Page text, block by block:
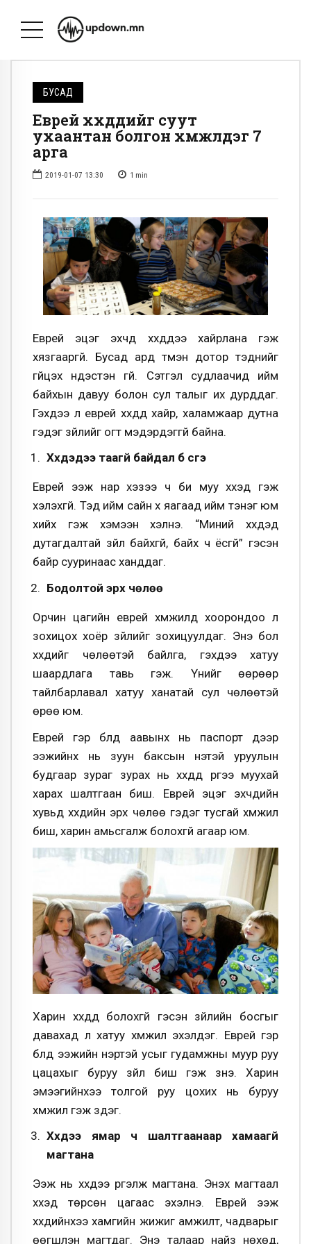
БУСАД
Еврей хүүхдүүдийг суут
ухаантан болгон хүмүүжүүлдэг 7
арга
2019-01-07 13:30 1 min
Еврей эцэг эхчүүд хүүхдүүдээ хайрлана гэж
хязгааргүй. Бусад ард түмэн дотор тэднийг
гүйцэх үндэстэн үгүй. Сэтгэл судлаачид ийм
байхын давуу болон сул талыг их дурддаг.
Гэхдээ л еврей хүүхдүүд хайр, халамжаар дутна
гэдэг зүйлийг огт мэдэрдэггүй байна.
Хүүхдэдээ таагүй байдал бүү үүсгэ
Еврей ээж нар хэзээ ч би муу хүүхэд гэж
хэлэхгүй. Тэд ийм сайн хүү яагаад ийм тэнэг юм
хийх гэж хэмээн хэлнэ. “Миний хүүхдэд
дутагдалтай зүйл байхгүй, байх ч ёсгүй” гэсэн
байр сууринаас ханддаг.
Бодолтой эрх чөлөө
Орчин цагийн еврей хүмүүжилд хоорондоо үл
зохицох хоёр зүйлийг зохицуулдаг. Энэ бол
хүүхдийг чөлөөтэй байлга, гэхдээ хатуу
шаардлага тавь гэж. Үүнийг өөрөөр
тайлбарлавал хатуу ханатай сул чөлөөтэй
өрөө юм.
Еврей гэр бүлд аавынх нь паспорт дээр
ээжийнх нь зуун баксын үнэтэй уруулын
будгаар зураг зурах нь хүүхдүүд рүүгээ муухай
харах шалтгаан биш. Еврей эцэг эхчүүдийн
хувьд хүүхдийн эрх чөлөө гэдэг тусгай хүмүүжил
биш, харин амьсгалж болохгүй агаар юм.
Харин хүүхдүүд болохгүй гэсэн зүйлийн босгыг
давахад л хатуу хүмүүжил эхэлдэг. Еврей гэр
бүлд ээжийн үнэртэй усыг гудамжны муур руу
цацахыг буруу зүйл биш гэж үзнэ. Харин
эмээгийнхээ толгой руу цохих нь буруу
хүмүүжил гэж үздэг.
Хүүхдээ ямар ч шалтгаанаар хамаагүй
магтана
Ээж нь хүүхдээ үргэлж магтана. Энэхүү магтаал
хүүхэд төрсөн цагаас эхэлнэ. Еврей ээж
хүүхдийнхээ хамгийн жижиг амжилт, чадварыг
өөгшүүлэн магтдаг. Энэ талаар найз нөхөд,